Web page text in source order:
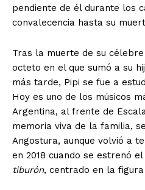
pendiente de él durante los
convalecencia hasta su
Tras la muerte de su
octeto en el que sumó a su
más tarde, Pipi se fue a
Hoy es uno de los músicos
Argentina, al frente de
memoria viva de la familia,
Angostura, aunque volvió a
en 2018 cuando se estrenó
tiburón, centrado en la